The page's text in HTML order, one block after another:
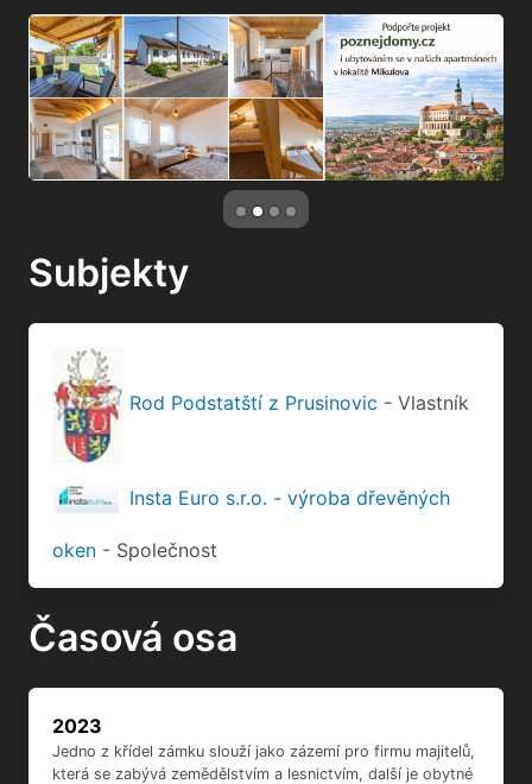
Subjekty
Rod Podstatští z Prusinovic - Vlastník
Insta Euro s.r.o. - výroba dřevěných
oken - Společnost
Časová osa
2023
Jedno z křídel zámku slouží jako zázemí pro firmu majitelů,
která se zabývá zemědělstvím a lesnictvím, další je obytné